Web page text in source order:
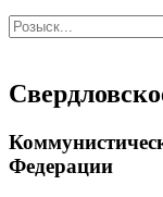
Федерации